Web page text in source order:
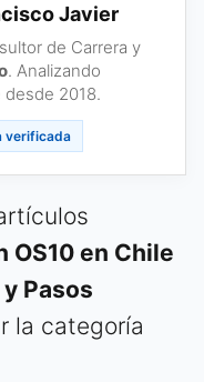
Javier
de Carrera y
. Analizando
2018.
verificada
en Chile
Pasos
la categoría